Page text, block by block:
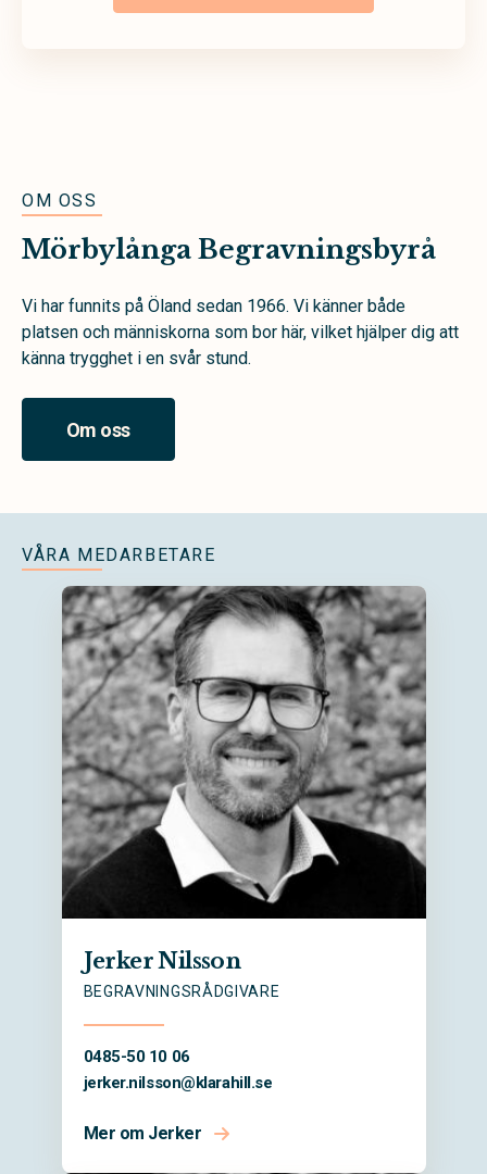
OM OSS
Mörbylånga Begravningsbyrå
Vi har funnits på Öland sedan 1966. Vi känner både
platsen och människorna som bor här, vilket hjälper dig att
känna trygghet i en svår stund.
Om oss
VÅRA MEDARBETARE
Jerker Nilsson
BEGRAVNINGSRÅDGIVARE
0485-50 10 06
jerker.nilsson@klarahill.se
Mer om Jerker